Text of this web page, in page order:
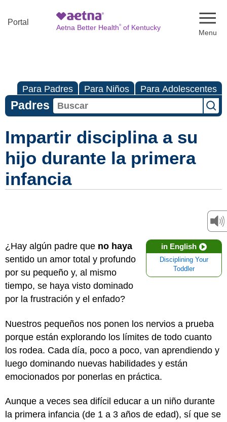
Portal
Aetna Better Health®of Kentucky
Para Padres Para Niños Para Adolescentes
Padres
Impartir disciplina a su
hijo durante la primera
infancia
in English
Disciplining Your
Toddler
¿Hay algún padre que no haya
sentido un amor total y profundo
por su pequeño y, al mismo
tiempo, se haya visto dominado
por la frustración y el enfado?
Nuestros pequeños nos ponen los nervios a prueba
porque están explorando los límites de todo cuanto
los rodea. Cada día, poco a poco, van aprendiendo y
luego dominando nuevas habilidades y están
emocionados por ponerlas en práctica.
Aunque a veces sea difícil educar a un niño durante
la primera infancia (de 1 a 3 años de edad), sí que se